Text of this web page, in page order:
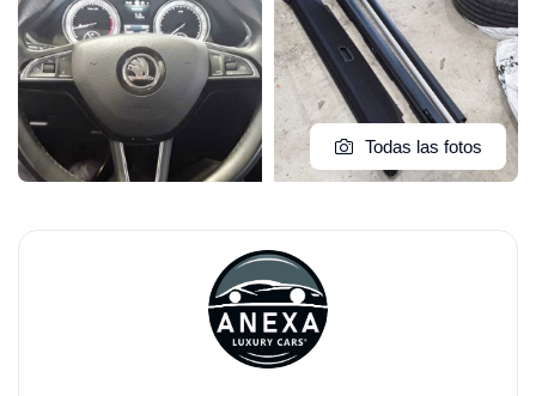
Todas las fotos